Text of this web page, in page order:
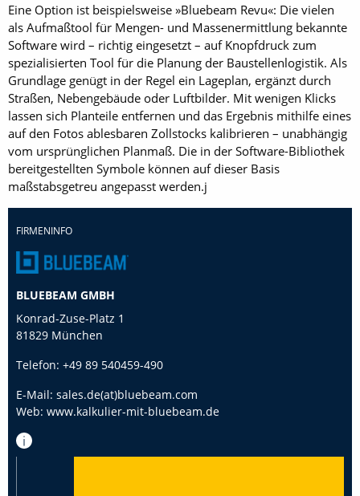
Eine Option ist beispielsweise »Bluebeam Revu«: Die vielen
als Aufmaßtool für Mengen- und Massenermittlung bekannte
Software wird – richtig eingesetzt – auf Knopfdruck zum
spezialisierten Tool für die Planung der Baustellenlogistik. Als
Grundlage genügt in der Regel ein Lageplan, ergänzt durch
Straßen, Nebengebäude oder Luftbilder. Mit wenigen Klicks
lassen sich Planteile entfernen und das Ergebnis mithilfe eines
auf den Fotos ablesbaren Zollstocks kalibrieren – unabhängig
vom ursprünglichen Planmaß. Die in der Software-Bibliothek
bereitgestellten Symbole können auf dieser Basis
maßstabsgetreu angepasst werden.j
FIRMENINFO
BLUEBEAM GMBH
Konrad-Zuse-Platz 1
81829 München
Telefon: +49 89 540459-490
E-Mail: sales.de(at)bluebeam.com
Web: www.kalkulier-mit-bluebeam.de